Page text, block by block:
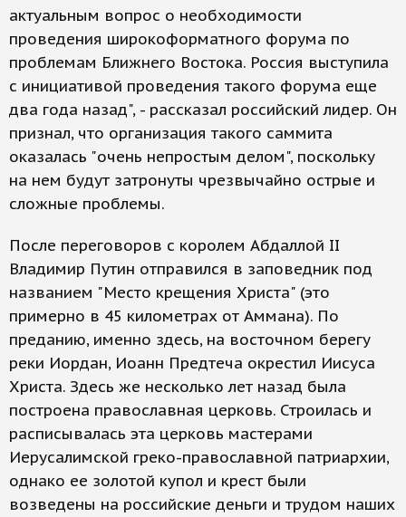
актуальным вопрос о необходимости
проведения широкоформатного форума по
проблемам Ближнего Востока. Россия выступила
с инициативой проведения такого форума еще
два года назад", - рассказал российский лидер. Он
признал, что организация такого саммита
оказалась "очень непростым делом", поскольку
на нем будут затронуты чрезвычайно острые и
сложные проблемы.
После переговоров с королем Абдаллой II
Владимир Путин отправился в заповедник под
названием "Место крещения Христа" (это
примерно в 45 километрах от Аммана). По
преданию, именно здесь, на восточном берегу
реки Иордан, Иоанн Предтеча окрестил Иисуса
Христа. Здесь же несколько лет назад была
построена православная церковь. Строилась и
расписывалась эта церковь мастерами
Иерусалимской греко-православной патриархии,
однако ее золотой купол и крест были
возведены на российские деньги и трудом наших